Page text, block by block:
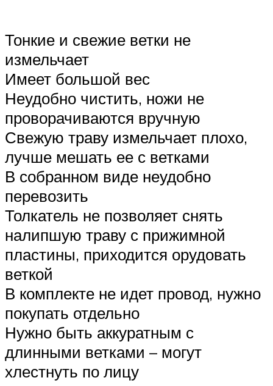
Тонкие и свежие ветки не
измельчает
Имеет большой вес
Неудобно чистить, ножи не
проворачиваются вручную
Свежую траву измельчает плохо,
лучше мешать ее с ветками
В собранном виде неудобно
перевозить
Толкатель не позволяет снять
налипшую траву с прижимной
пластины, приходится орудовать
веткой
В комплекте не идет провод, нужно
покупать отдельно
Нужно быть аккуратным с
длинными ветками – могут
хлестнуть по лицу